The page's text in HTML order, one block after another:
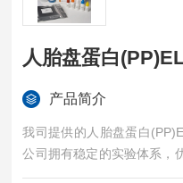
人胎盘蛋白
产品简介
我司提供的人胎盘蛋白
公司拥有稳定的实验体系，
是您值得信赖的合作伙伴，